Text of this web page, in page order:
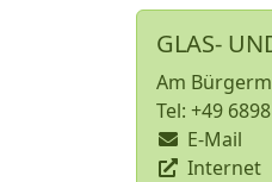
GLAS-
Am
Tel: +49
E-Mail
Internet